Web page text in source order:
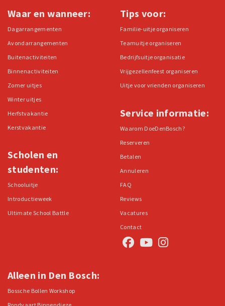
Waar en wanneer:
Dagarrangementen
Avondarrangementen
Buitenactiviteiten
Binnenactiviteiten
Zomer uitjes
Winter uitjes
Herfstvakantie
Kerstvakantie
Scholen en
studenten:
Schooluitje
Introductieweek
Ultimate School Battle
Tips voor:
Familie-uitje organiseren
Teamuitje organiseren
Bedrijfsuitje organisatie
Vrijgezellenfeest organiseren
Uitje voor vrienden organiseren
Service informatie:
Waarom DoeDenBosch?
Reserveren
Betalen
Annuleren
FAQ
Reviews
Vacatures
Contact
Alleen in Den Bosch:
Bossche Bollen Workshop